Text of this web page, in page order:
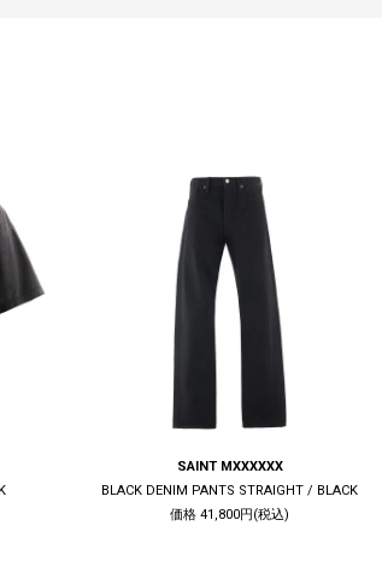
SAINT MXXXXXX
BLACK DENIM PANTS STRAIGHT / BLACK
価格 41,800円(税込)